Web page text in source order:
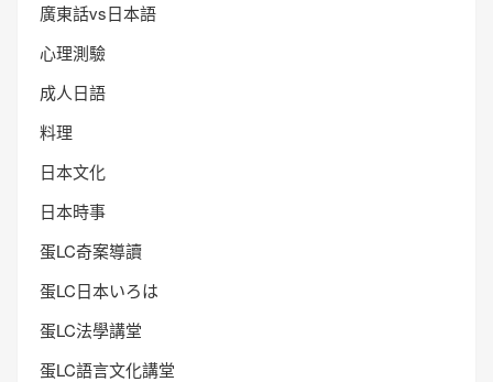
廣東話vs日本語
心理測驗
成人日語
料理
日本文化
日本時事
蛋LC奇案導讀
蛋LC日本いろは
蛋LC法學講堂
蛋LC語言文化講堂